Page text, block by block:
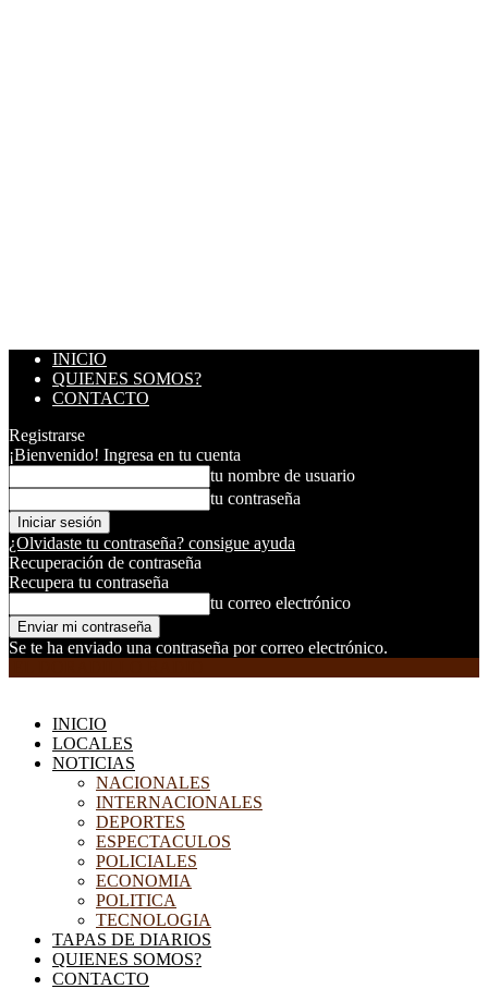
INICIO
QUIENES SOMOS?
CONTACTO
Registrarse
¡Bienvenido! Ingresa en tu cuenta
tu nombre de usuario
tu contraseña
¿Olvidaste tu contraseña? consigue ayuda
Recuperación de contraseña
Recupera tu contraseña
tu correo electrónico
Se te ha enviado una contraseña por correo electrónico.
INICIO
LOCALES
NOTICIAS
NACIONALES
INTERNACIONALES
DEPORTES
ESPECTACULOS
POLICIALES
ECONOMIA
POLITICA
TECNOLOGIA
TAPAS DE DIARIOS
QUIENES SOMOS?
CONTACTO